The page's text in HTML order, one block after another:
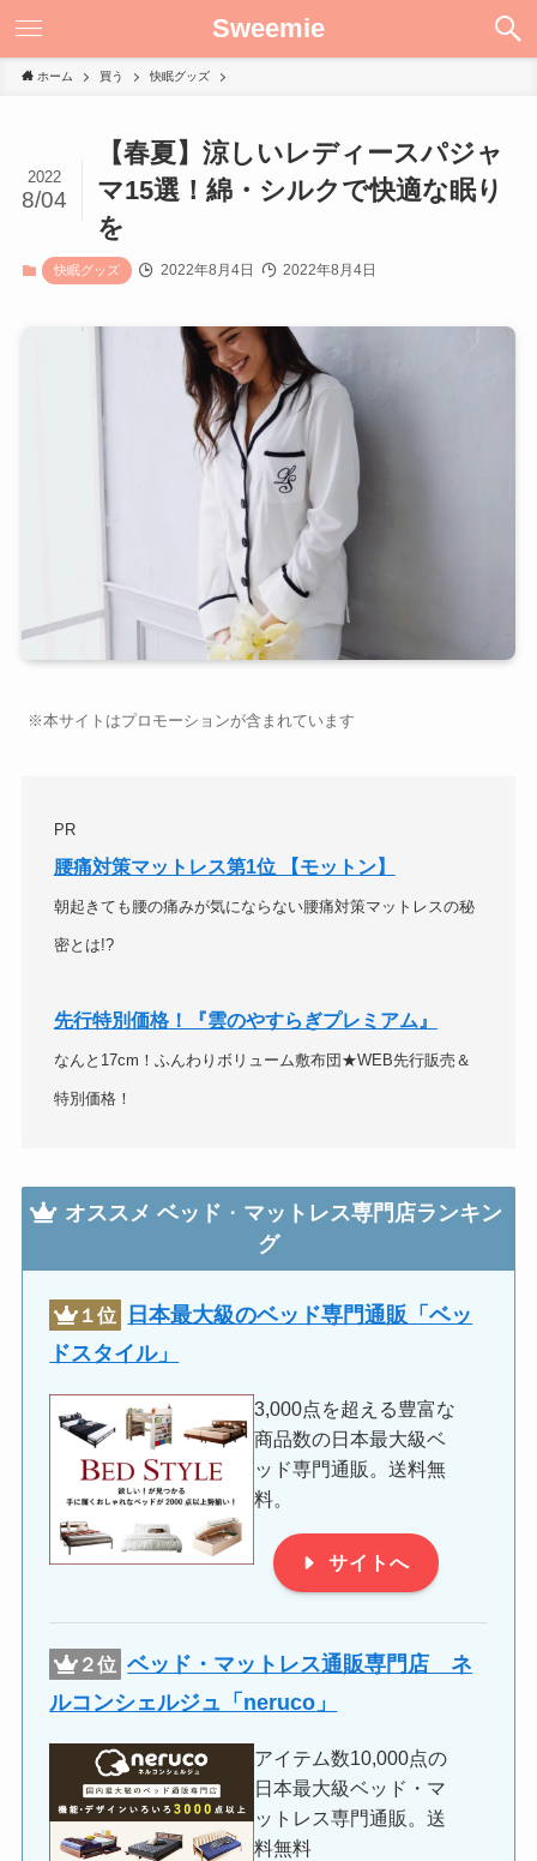
Sweemie
ホーム 買う 快眠グッズ
【春夏】涼しいレディースパジャ
マ15選！綿・シルクで快適な眠り
を
2022
8/04
快眠グッズ 2022年8月4日 2022年8月4日
※本サイトはプロモーションが含まれています
PR
腰痛対策マットレス第1位 【モットン】
朝起きても腰の痛みが気にならない腰痛対策マットレスの秘
密とは!?
先行特別価格！『雲のやすらぎプレミアム』
なんと17cm！ふんわりボリューム敷布団★WEB先行販売＆
特別価格！
オススメ ベッド ・ マットレス専門店ランキン
グ
１位
日本最大級のベッド専門通販「ベッ
ドスタイル」
3,000点を超える豊富な
商品数の日本最大級ベ
ッド専門通販。送料無
料。
サイトへ
２位 ベッド・マットレス通販専門店 ネ
ルコンシェルジュ「 neruco 」
アイテム数10,000点の
日本最大級ベッド・マ
ットレス専門通販。送
料無料